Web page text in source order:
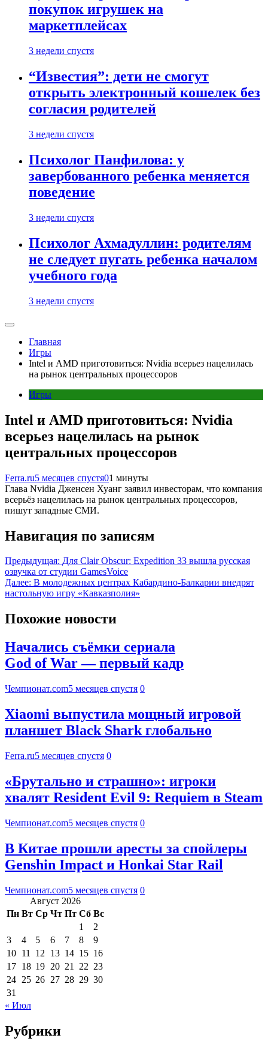
покупок игрушек на
маркетплейсах
3 недели спустя
“Известия”: дети не смогут
открыть электронный кошелек без
согласия родителей
3 недели спустя
Психолог Панфилова: у
завербованного ребенка меняется
поведение
3 недели спустя
Психолог Ахмадуллин: родителям
не следует пугать ребенка началом
учебного года
3 недели спустя
Главная
Игры
Intel и AMD приготовиться: Nvidia всерьез нацелилась
на рынок центральных процессоров
Игры
Intel и AMD приготовиться: Nvidia
всерьез нацелилась на рынок
центральных процессоров
Ferra.ru5 месяцев спустя01 минуты
Глава Nvidia Дженсен Хуанг заявил инвесторам, что компания
всерьёз нацелилась на рынок центральных процессоров,
пишут западные СМИ.
Навигация по записям
Предыдущая: Для Clair Obscur: Expedition 33 вышла русская
озвучка от студии GamesVoice
Далее: В молодежных центрах Кабардино-Балкарии внедрят
настольную игру «Кавказполия»
Похожие новости
Начались съёмки сериала
God of War — первый кадр
Чемпионат.com5 месяцев спустя 0
Xiaomi выпустила мощный игровой
планшет Black Shark глобально
Ferra.ru5 месяцев спустя 0
«Брутально и страшно»: игроки
хвалят Resident Evil 9: Requiem в Steam
Чемпионат.com5 месяцев спустя 0
В Китае прошли аресты за спойлеры
Genshin Impact и Honkai Star Rail
Чемпионат.com5 месяцев спустя 0
Август 2026
Пн Вт Ср Чт Пт Сб Вс
1
2
3
4 5 6 7 8
9
10 11 12 13 14 15 16
17 18 19 20 21 22 23
24 25 26 27 28 29 30
31
« Июл
Рубрики